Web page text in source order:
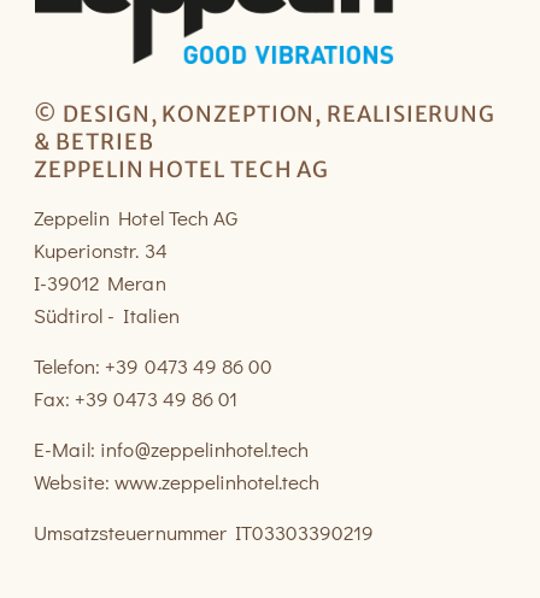
© DESIGN, KONZEPTION, REALISIERUNG
& BETRIEB
ZEPPELIN HOTEL TECH AG
Zeppelin Hotel Tech AG
Kuperionstr. 34
I-39012 Meran
Südtirol - Italien
Telefon: +39 0473 49 86 00
Fax: +39 0473 49 86 01
E-Mail: info@zeppelinhotel.tech
Website:www.zeppelinhotel.tech
Umsatzsteuernummer IT03303390219